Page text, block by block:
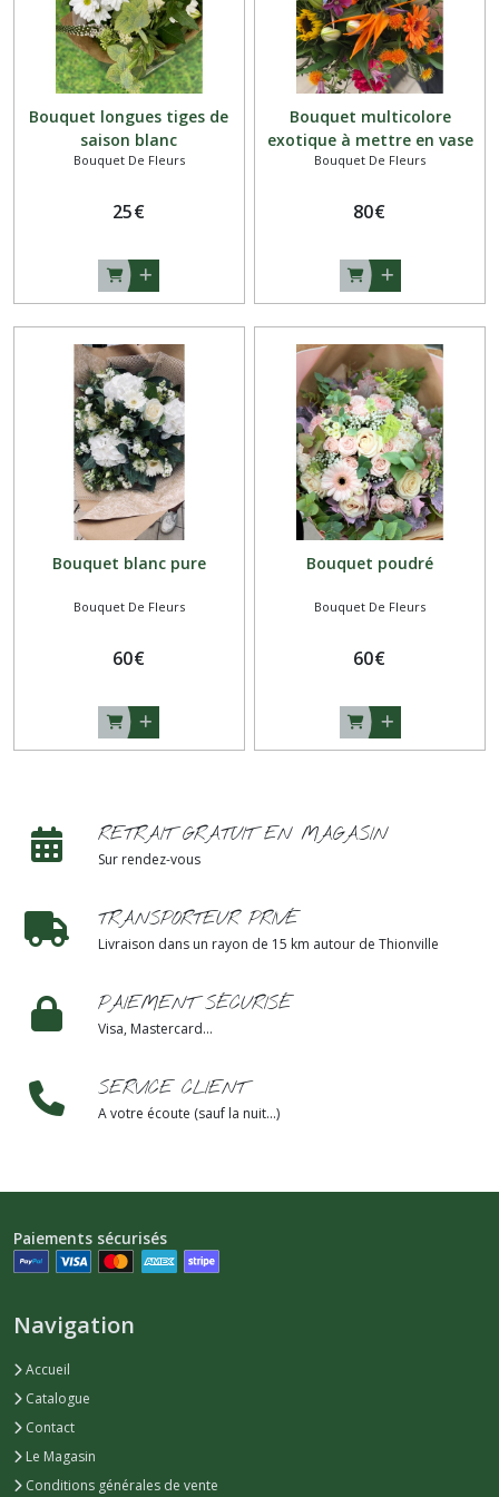
Bouquet longues tiges de
saison blanc
Bouquet De Fleurs
25€
Bouquet multicolore
exotique à mettre en vase
Bouquet De Fleurs
80€
Bouquet blanc pure
Bouquet De Fleurs
60€
Bouquet poudré
Bouquet De Fleurs
60€
RETRAIT GRATUIT EN MAGASIN
Sur rendez-vous
TRANSPORTEUR PRIVÉ
Livraison dans un rayon de 15 km autour de Thionville
PAIEMENT SÉCURISÉ
Visa, Mastercard...
SERVICE CLIENT
A votre écoute (sauf la nuit...)
Paiements sécurisés
Navigation
Accueil
Catalogue
Contact
Le Magasin
Conditions générales de vente